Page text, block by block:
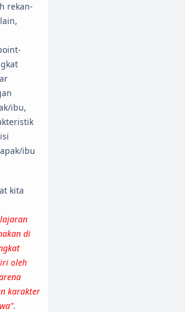
rekan-
ibu,
ibu
kita
di
oleh
karakter
.